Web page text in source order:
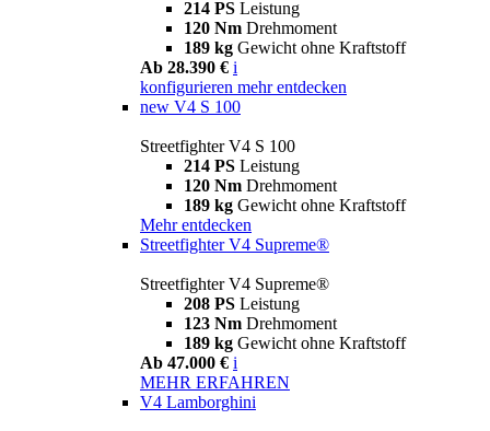
214 PS Leistung
120 Nm Drehmoment
189 kg Gewicht ohne Kraftstoff
Ab 28.390 € i
konfigurieren mehr entdecken
new V4 S 100
Streetfighter V4 S 100
214 PS Leistung
120 Nm Drehmoment
189 kg Gewicht ohne Kraftstoff
Mehr entdecken
Streetfighter V4 Supreme®
Streetfighter V4 Supreme®
208 PS Leistung
123 Nm Drehmoment
189 kg Gewicht ohne Kraftstoff
Ab 47.000 € i
MEHR ERFAHREN
V4 Lamborghini